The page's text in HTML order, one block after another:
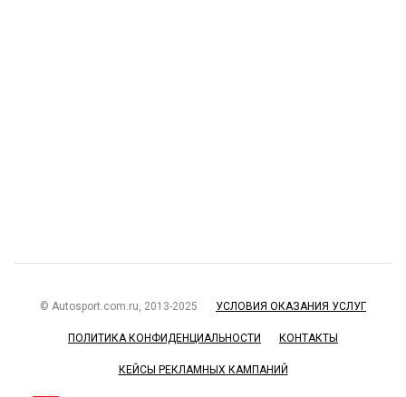
© Autosport.com.ru, 2013-2025 УСЛОВИЯ ОКАЗАНИЯ УСЛУГ
ПОЛИТИКА КОНФИДЕНЦИАЛЬНОСТИ КОНТАКТЫ
КЕЙСЫ РЕКЛАМНЫХ КАМПАНИЙ